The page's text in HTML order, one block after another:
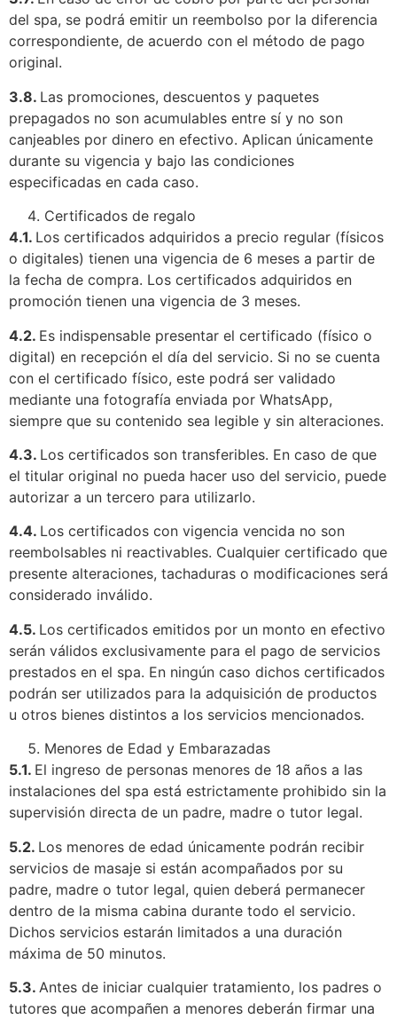
del spa, se podrá emitir un reembolso por la diferencia
correspondiente, de acuerdo con el método de pago
original.
3.8. Las promociones, descuentos y paquetes
prepagados no son acumulables entre sí y no son
canjeables por dinero en efectivo. Aplican únicamente
durante su vigencia y bajo las condiciones
especificadas en cada caso.
Certificados de regalo
4.1. Los certificados adquiridos a precio regular (físicos
o digitales) tienen una vigencia de 6 meses a partir de
la fecha de compra. Los certificados adquiridos en
promoción tienen una vigencia de 3 meses.
4.2. Es indispensable presentar el certificado (físico o
digital) en recepción el día del servicio. Si no se cuenta
con el certificado físico, este podrá ser validado
mediante una fotografía enviada por WhatsApp,
siempre que su contenido sea legible y sin alteraciones.
4.3. Los certificados son transferibles. En caso de que
el titular original no pueda hacer uso del servicio, puede
autorizar a un tercero para utilizarlo.
4.4. Los certificados con vigencia vencida no son
reembolsables ni reactivables. Cualquier certificado que
presente alteraciones, tachaduras o modificaciones será
considerado inválido.
4.5. Los certificados emitidos por un monto en efectivo
serán válidos exclusivamente para el pago de servicios
prestados en el spa. En ningún caso dichos certificados
podrán ser utilizados para la adquisición de productos
u otros bienes distintos a los servicios mencionados.
Menores de Edad y Embarazadas
5.1. El ingreso de personas menores de 18 años a las
instalaciones del spa está estrictamente prohibido sin la
supervisión directa de un padre, madre o tutor legal.
5.2. Los menores de edad únicamente podrán recibir
servicios de masaje si están acompañados por su
padre, madre o tutor legal, quien deberá permanecer
dentro de la misma cabina durante todo el servicio.
Dichos servicios estarán limitados a una duración
máxima de 50 minutos.
5.3. Antes de iniciar cualquier tratamiento, los padres o
tutores que acompañen a menores deberán firmar una